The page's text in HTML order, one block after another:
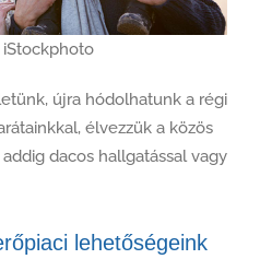
iStockphoto
újra hódolhatunk a régi
élvezzük a közös
dacos hallgatással vagy
lehetőségeink